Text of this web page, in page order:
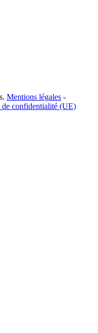
Mentions légales -
de confidentialité (UE)